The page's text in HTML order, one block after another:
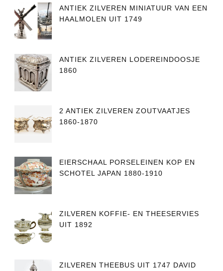
ANTIEK ZILVEREN MINIATUUR VAN EEN
HAALMOLEN UIT 1749
ANTIEK ZILVEREN LODEREINDOOSJE
1860
2 ANTIEK ZILVEREN ZOUTVAATJES
1860-1870
EIERSCHAAL PORSELEINEN KOP EN
SCHOTEL JAPAN 1880-1910
ZILVEREN KOFFIE- EN THEESERVIES
UIT 1892
ZILVEREN THEEBUS UIT 1747 DAVID